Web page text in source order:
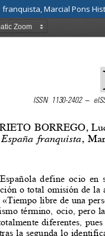
franquista, Marcial Pons